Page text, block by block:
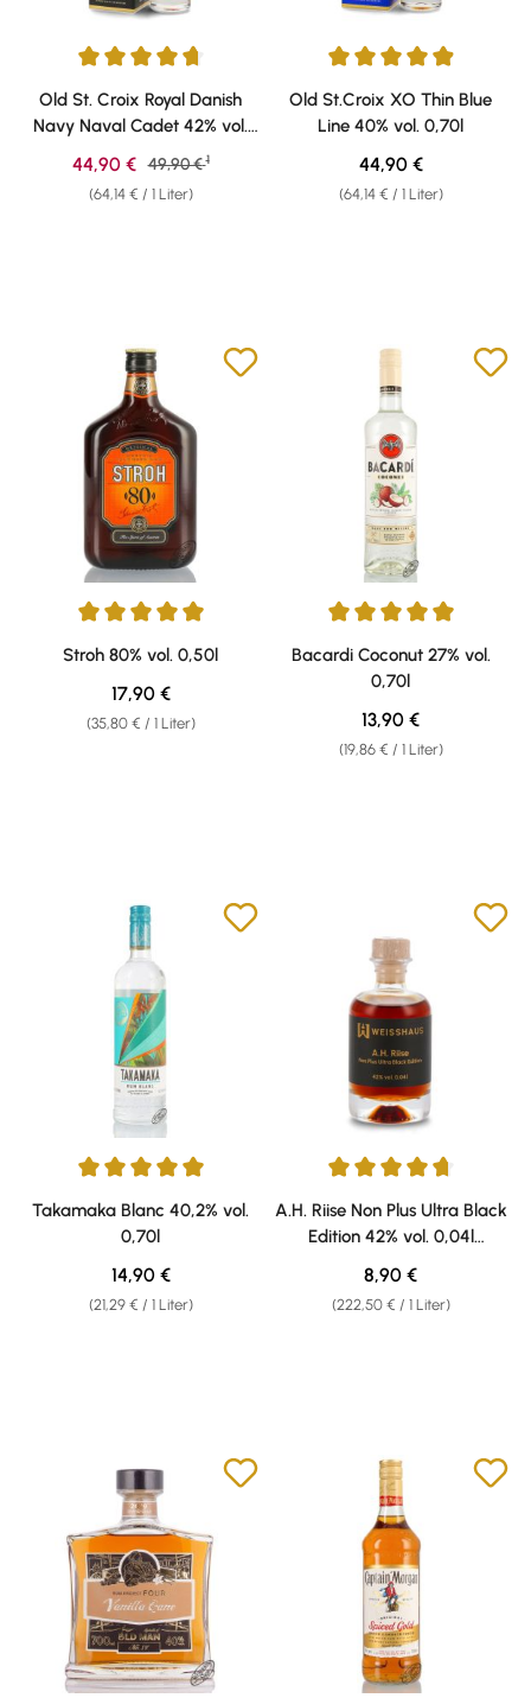
Durchschnittliche Bewertung von 4.74 von 5 Sternen
Old St. Croix Royal Danish
Navy Naval Cadet 42% vol.
0,70l
(64,14 € / 1 Liter)
Verkaufspreis:
44,90 € Regulärer Preis:
49,90 € 1
Durchschnittliche Bewertung
Old St.Croix XO Thin Blue
Line 40% vol. 0,70l
(64,14 € / 1 Liter)
Regulärer Preis:
44,90 €
Durchschnittliche Bewertung von 5 von 5 Sternen
Stroh 80% vol. 0,50l
(35,80 € / 1 Liter)
Regulärer Preis:
17,90 €
Durchschnittliche Bewertung
Bacardi Coconut 27% vol.
0,70l
(19,86 € / 1 Liter)
Regulärer Preis:
13,90 €
Durchschnittliche Bewertung von 5 von 5 Sternen
Takamaka Blanc 40,2% vol.
0,70l
(21,29 € / 1 Liter)
Regulärer Preis:
14,90 €
Durchschnittliche Bewertung
A.H. Riise Non Plus Ultra Black
Edition 42% vol. 0,04l
Weisshaus Sample
(222,50 € / 1 Liter)
Regulärer Preis:
8,90 €